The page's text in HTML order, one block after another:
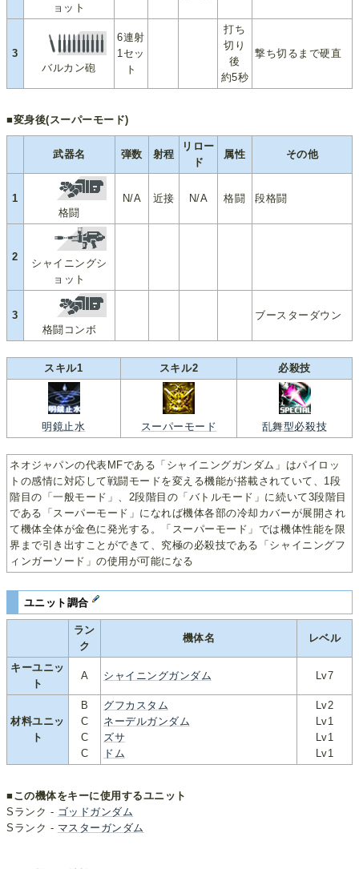
ョット
3
バルカン砲
6連射
1セッ
ト
打ち
切り
後
約5秒
撃ち切るまで硬直
■変身後(スーパーモード)
武器名 弾数 射程
リロー
ド
属性 その他
1
格闘
N/A 近接 N/A 格闘 段格闘
2
シャイニングシ
ョット
3
格闘コンボ
ブースターダウン
スキル1 スキル2 必殺技
明鏡止水 スーパーモード 乱舞型必殺技
ネオジャパンの代表MFである「シャイニングガンダム」はパイロッ
トの感情に対応して戦闘モードを変える機能が搭載されていて、1段
階目の「一般モード」、2段階目の「バトルモード」に続いて3段階目
である「スーパーモード」になれば機体各部の冷却カバーが展開され
て機体全体が金色に発光する。「スーパーモード」では機体性能を限
界まで引き出すことができて、究極の必殺技である「シャイニングフ
ィンガーソード」の使用が可能になる
ユニット調合
ラン
ク
機体名 レベル
キーユニッ
ト
A シャイニングガンダム Lv7
材料ユニッ
ト
B
C
C
C
グフカスタム
ネーデルガンダム
ズサ
ドム
Lv2
Lv1
Lv1
Lv1
■この機体をキーに使用するユニット
Sランク - ゴッドガンダム
Sランク - マスターガンダム